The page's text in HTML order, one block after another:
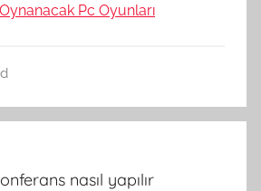
Pc Oyunları
nasıl yapılır